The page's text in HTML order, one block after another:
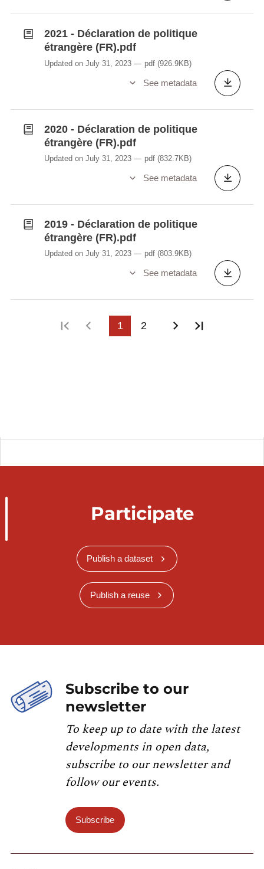
2021 - Déclaration de politique
étrangère (FR).pdf
Updated on July 31, 2023 pdf (926.9KB)
See metadata
2020 - Déclaration de politique
étrangère (FR).pdf
Updated on July 31, 2023 pdf (832.7KB)
See metadata
2019 - Déclaration de politique
étrangère (FR).pdf
Updated on July 31, 2023 pdf (803.9KB)
See metadata
First pagePrevious page
1 2 Next page
Participate
Publish a dataset
Publish a reuse
Subscribe to our
newsletter
To keep up to date with the latest
developments in open data,
subscribe to our newsletter and
follow our events.
Subscribe